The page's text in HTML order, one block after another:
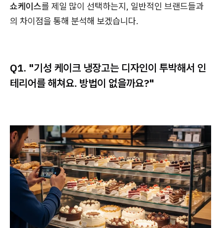
쇼케이스를 제일 많이 선택하는지, 일반적인 브랜드들과
의 차이점을 통해 분석해 보겠습니다.
Q1. "기성 케이크 냉장고는 디자인이 투박해서 인
테리어를 해쳐요. 방법이 없을까요?"